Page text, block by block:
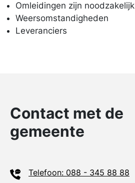
Omleidingen zijn noodzakelijk
Weersomstandigheden
Leveranciers
Contact met de
gemeente
Telefoon: 088 - 345 88 88